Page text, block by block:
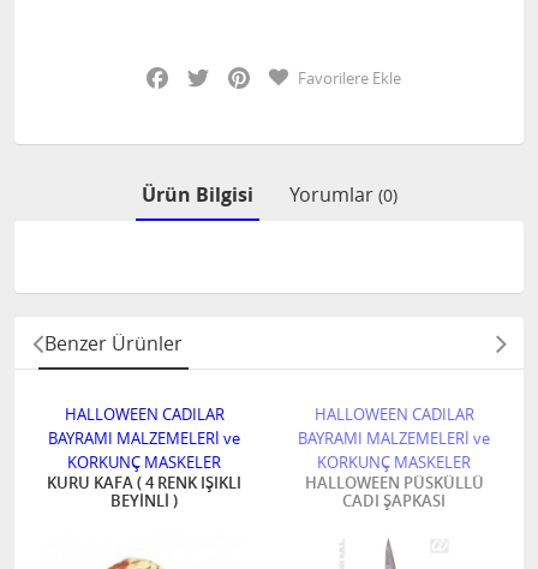
Facebook
Twitter PinterestFavorilere Ekle
Ürün Bilgisi Yorumlar (0)
Benzer Ürünler
HALLOWEEN CADILAR
BAYRAMI MALZEMELERİ ve
KORKUNÇ MASKELER
KURU KAFA ( 4 RENK IŞIKLI
BEYİNLİ )
HALLOWEEN CADILAR
BAYRAMI MALZEMELERİ ve
KORKUNÇ MASKELER
HALLOWEEN PÜSKÜLLÜ
CADI ŞAPKASI